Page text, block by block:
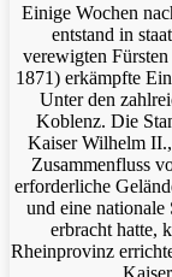
Einige Wochen
entstand in
verewigten
1871) erkämpfte
Unter den
Koblenz. Die
Kaiser Wilhelm
Zusammenfluss
erforderliche
und eine
erbracht hatte,
Rheinprovinz